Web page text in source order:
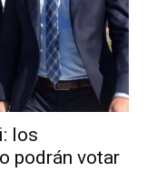
los
podrán votar